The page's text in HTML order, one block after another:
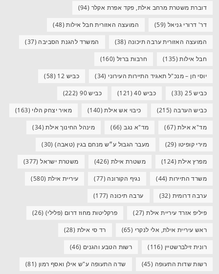
דוברת משטרת מרחב אילת, פקד אפרת אקלר (94)
דר' דרורי גניאל (59) המועצה האזורית חבל אילות(48)
המועצה האזורית ערבה תיכונה (38) המשרד להגנת הסביבה (37)
חבל אילות(135) חרבות ברזל (160)
יוסי חן – מנכ"ל תאגיד התיירות העירוני (34) כביש 12 (58)
כביש 25 (33) כביש 40 (121) כביש 90 (222)
כביש הערבה (215) כיבוי אש אילת(140) מאיר יצחק הלוי (163)
מד"א אילת(67) מד"א נגב(66) מינהל החינוך אילת(34)
מירי קופיטו (29) מעבר הגבול ע״ש מנחם בגין (טאבה)(30)
מפרץ אילת(124) משטרת אילת (426) משטרת ישראל(377)
משרד התיירות(44) נגיף הקורונה (77) עיריית אילת (580)
ערבה דרומית (32) ערבה תיכונה (177)
פיליפ אזרד עיריית אילת(27) פרקליטות מחוז דרום (פלילי) (26)
ראש עיריית אילת, אלי לנקרי (65) רד סי אילת (28)
רונית זילברשטיין (116) רשות הטבע והגנים (46)
רשות שדות התעופה (45) שדה התעופה ע"ש אילן ואסף רמון (81)